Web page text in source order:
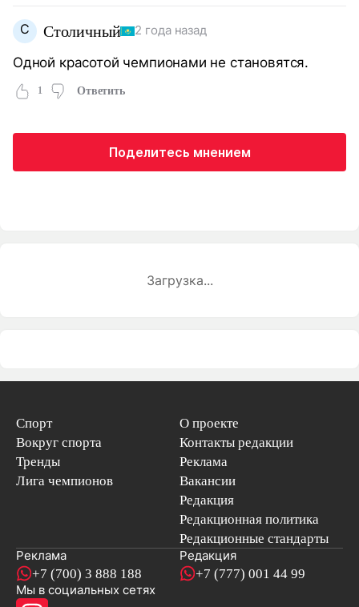
С Столичный 2 года назад
Одной красотой чемпионами не становятся.
1 Ответить
Поделитесь мнением
Загрузка...
Спорт
Вокруг спорта
Тренды
Лига чемпионов
О проекте
Контакты редакции
Реклама
Вакансии
Редакция
Редакционная политика
Редакционные стандарты
Реклама
+7 (700) 3 888 188
Редакция
+7 (777) 001 44 99
Мы в социальных сетях